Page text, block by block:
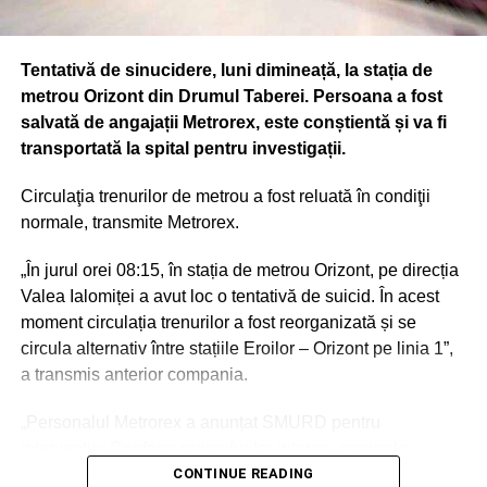
Tentativă de sinucidere, luni dimineață, la stația de
metrou Orizont din Drumul Taberei. Persoana a fost
salvată de angajații Metrorex, este conștientă și va fi
transportată la spital pentru investigații.
Circulaţia trenurilor de metrou a fost reluată în condiţii
normale, transmite Metrorex.
„În jurul orei 08:15, în stația de metrou Orizont, pe direcția
Valea Ialomiței a avut loc o tentativă de suicid. În acest
moment circulația trenurilor a fost reorganizată și se
circula alternativ între stațiile Eroilor – Orizont pe linia 1”,
a transmis anterior compania.
abilitate împreună cu Metrorex vor deschide o anchetă de
CONTINUE READING